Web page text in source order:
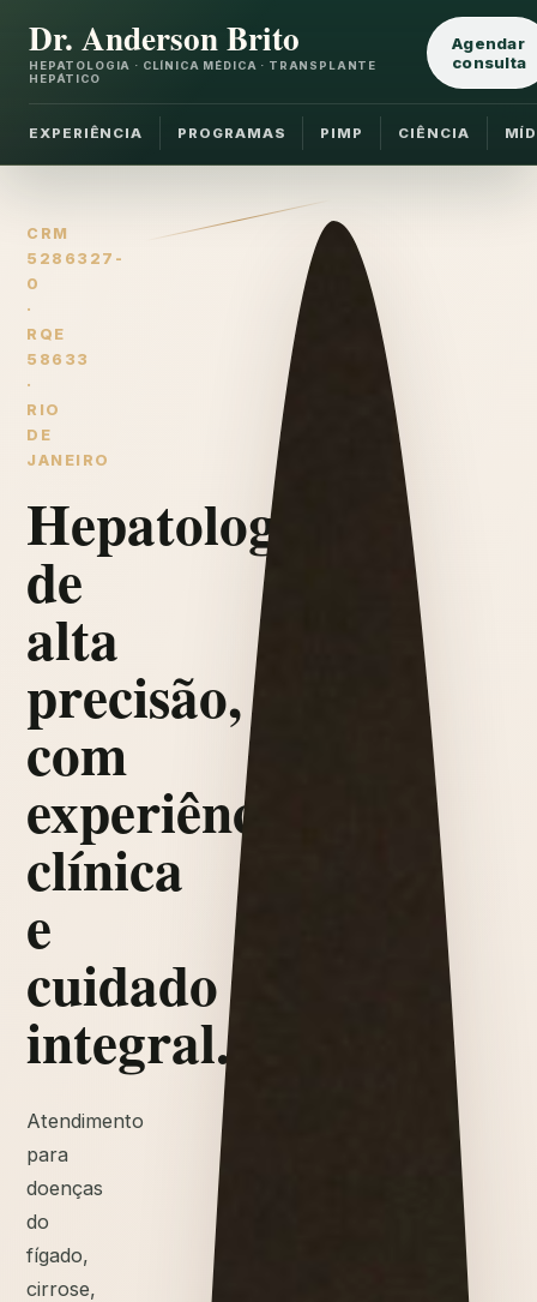
Dr. Anderson Brito
HEPATOLOGIA · CLÍNICA MÉDICA · TRANSPLANTE
HEPÁTICO
EXPERIÊNCIA PROGRAMAS PIMP CIÊNCIA
Agendar
consulta
CRM
5286327-
0
·
RQE
58633
·
RIO
DE
JANEIRO
Hepatologia
de
alta
precisão,
com
experiência
clínica
e
cuidado
integral.
Atendimento
para
doenças
do
fígado,
cirrose,